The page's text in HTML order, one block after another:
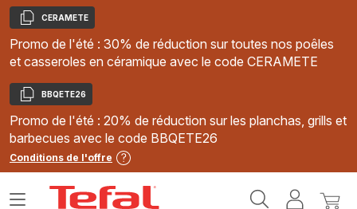
Copier
CERAMETE
Promo de l'été : 30% de réduction sur toutes nos poêles
et casseroles en céramique avec le code CERAMETE
Copier
BBQETE26
Promo de l'été : 20% de réduction sur les planchas, grills et
barbecues avec le code BBQETE26
Conditions de l'offre
MonMon
Ouvrir